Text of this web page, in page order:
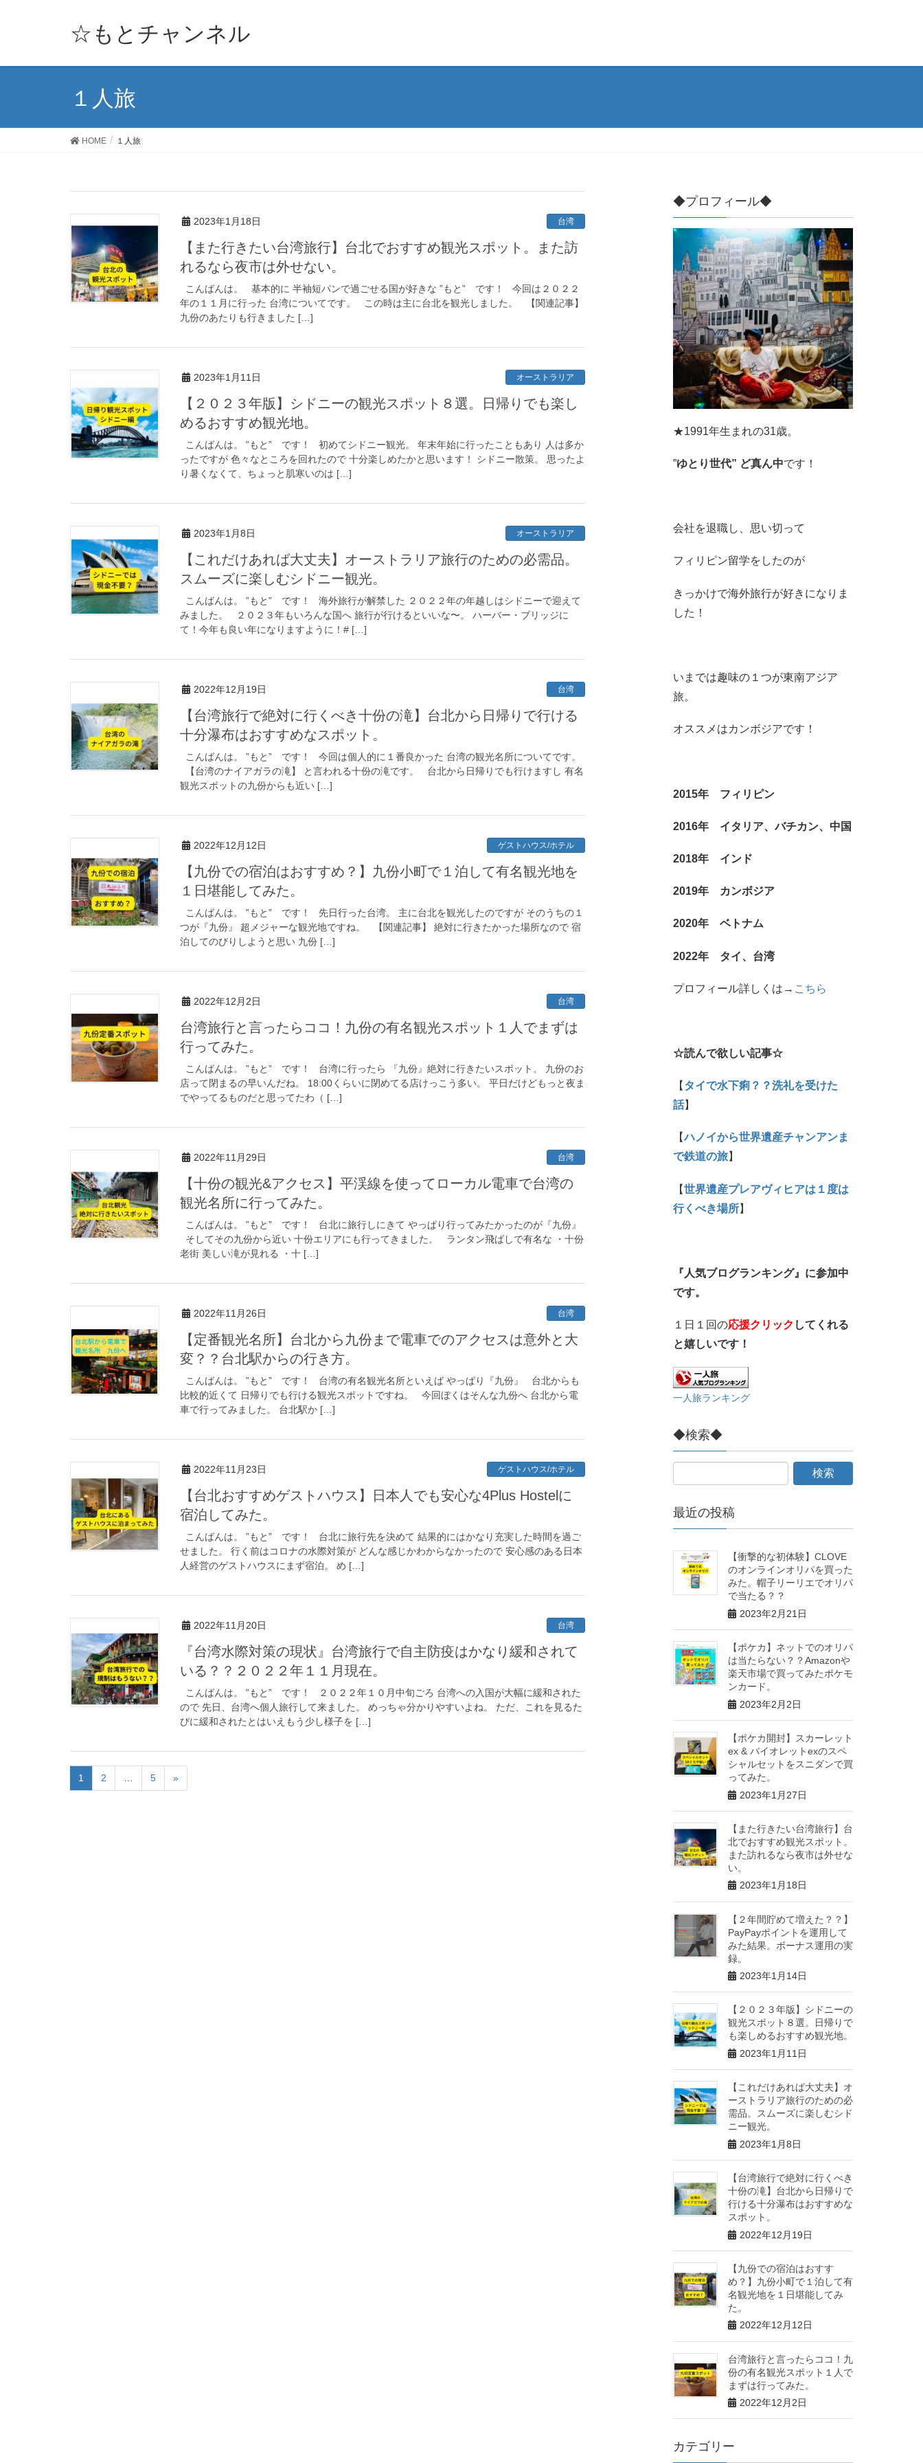
☆もとチャンネル
１人旅
HOME １人旅
2023年1月18日 台湾
【また行きたい台湾旅行】台北でおすすめ観光スポット。また訪
れるなら夜市は外せない。
こんばんは。 基本的に 半袖短パンで過ごせる国が好きな ”もと” です！ 今回は２０２２
年の１１月に行った 台湾についてです。 この時は主に台北を観光しました。 【関連記事】
九份のあたりも行きました […]
2023年1月11日 オーストラリア
【２０２３年版】シドニーの観光スポット８選。日帰りでも楽し
めるおすすめ観光地。
こんばんは。 ”もと” です！ 初めてシドニー観光。 年末年始に行ったこともあり 人は多か
ったですが 色々なところを回れたので 十分楽しめたかと思います！ シドニー散策。 思ったよ
り暑くなくて、ちょっと肌寒いのは […]
2023年1月8日 オーストラリア
【これだけあれば大丈夫】オーストラリア旅行のための必需品。
スムーズに楽しむシドニー観光。
こんばんは。 ”もと” です！ 海外旅行が解禁した ２０２２年の年越しはシドニーで迎えて
みました。 ２０２３年もいろんな国へ 旅行が行けるといいな〜。 ハーバー・ブリッジに
て！今年も良い年になりますように！# […]
2022年12月19日 台湾
【台湾旅行で絶対に行くべき十份の滝】台北から日帰りで行ける
十分瀑布はおすすめなスポット。
こんばんは。 ”もと” です！ 今回は個人的に１番良かった 台湾の観光名所についてです。
【台湾のナイアガラの滝】 と言われる十份の滝です。 台北から日帰りでも行けますし 有名
観光スポットの九份からも近い […]
2022年12月12日 ゲストハウス/ホテル
【九份での宿泊はおすすめ？】九份小町で１泊して有名観光地を
１日堪能してみた。
こんばんは。 ”もと” です！ 先日行った台湾。 主に台北を観光したのですが そのうちの１
つが『九份』 超メジャーな観光地ですね。 【関連記事】 絶対に行きたかった場所なので 宿
泊してのびりしようと思い 九份 […]
2022年12月2日 台湾
台湾旅行と言ったらココ！九份の有名観光スポット１人でまずは
行ってみた。
こんばんは。 ”もと” です！ 台湾に行ったら 『九份』絶対に行きたいスポット。 九份のお
店って閉まるの早いんだね。 18:00くらいに閉めてる店けっこう多い。 平日だけどもっと夜ま
でやってるものだと思ってたわ（ […]
2022年11月29日 台湾
【十份の観光&アクセス】平渓線を使ってローカル電車で台湾の
観光名所に行ってみた。
こんばんは。 ”もと” です！ 台北に旅行しにきて やっぱり行ってみたかったのが『九份』
そしてその九份から近い 十份エリアにも行ってきました。 ランタン飛ばしで有名な ・十份
老街 美しい滝が見れる ・十 […]
2022年11月26日 台湾
【定番観光名所】台北から九份まで電車でのアクセスは意外と大
変？？台北駅からの行き方。
こんばんは。 ”もと” です！ 台湾の有名観光名所といえば やっぱり『九份』 台北からも
比較的近くて 日帰りでも行ける観光スポットですね。 今回ぼくはそんな九份へ 台北から電
車で行ってみました。 台北駅か […]
2022年11月23日 ゲストハウス/ホテル
【台北おすすめゲストハウス】日本人でも安心な4Plus Hostelに
宿泊してみた。
こんばんは。 ”もと” です！ 台北に旅行先を決めて 結果的にはかなり充実した時間を過ご
せました。 行く前はコロナの水際対策が どんな感じかわからなかったので 安心感のある日本
人経営のゲストハウスにまず宿泊。 め […]
2022年11月20日 台湾
『台湾水際対策の現状』台湾旅行で自主防疫はかなり緩和されて
いる？？２０２２年１１月現在。
こんばんは。 ”もと” です！ ２０２２年１０月中旬ごろ 台湾への入国が大幅に緩和された
ので 先日、台湾へ個人旅行して来ました。 めっちゃ分かりやすいよね。 ただ、これを見るた
びに緩和されたとはいえもう少し様子を […]
1 2 5 »
◆プロフィール◆
★1991年生まれの31歳。
”ゆとり世代” ど真ん中です！
会社を退職し、思い切って
フィリピン留学をしたのが
きっかけで海外旅行が好きになりま
した！
いまでは趣味の１つが東南アジア
旅。
オススメはカンボジアです！
2015年 フィリピン
2016年 イタリア、バチカン、中国
2018年 インド
2019年 カンボジア
2020年 ベトナム
2022年 タイ、台湾
プロフィール詳しくは→ こちら
☆読んで欲しい記事☆
【 タイで水下痢？？洗礼を受けた
話】
【ハノイから世界遺産チャンアンま
で鉄道の旅】
【世界遺産プレアヴィヒアは１度は
行くべき場所】
『人気ブログランキング』に参加中
です。
１日１回の応援クリック してくれる
と嬉しいです！
一人旅ランキング
◆検索◆
最近の投稿
【衝撃的な初体験】CLOVE
のオンラインオリパを買った
みた。帽子リーリエでオリパ
で当たる？？
2023年2月21日
【ポケカ】ネットでのオリパ
は当たらない？？Amazonや
楽天市場で買ってみたポケモ
ンカード。
2023年2月2日
【ポケカ開封】スカーレット
ex & バイオレットexのスペ
シャルセットをスニダンで買
ってみた。
2023年1月27日
【また行きたい台湾旅行】台
北でおすすめ観光スポット。
また訪れるなら夜市は外せな
い。
2023年1月18日
【２年間貯めて増えた？？】
PayPayポイントを運用して
みた結果。ボーナス運用の実
録。
2023年1月14日
【２０２３年版】シドニーの
観光スポット８選。日帰りで
も楽しめるおすすめ観光地。
2023年1月11日
【これだけあれば大丈夫】オ
ーストラリア旅行のための必
需品。スムーズに楽しむシド
ニー観光。
2023年1月8日
【台湾旅行で絶対に行くべき
十份の滝】台北から日帰りで
行ける十分瀑布はおすすめな
スポット。
2022年12月19日
【九份での宿泊はおすす
め？】九份小町で１泊して有
名観光地を１日堪能してみ
た。
2022年12月12日
台湾旅行と言ったらココ！九
份の有名観光スポット１人で
まずは行ってみた。
2022年12月2日
カテゴリー